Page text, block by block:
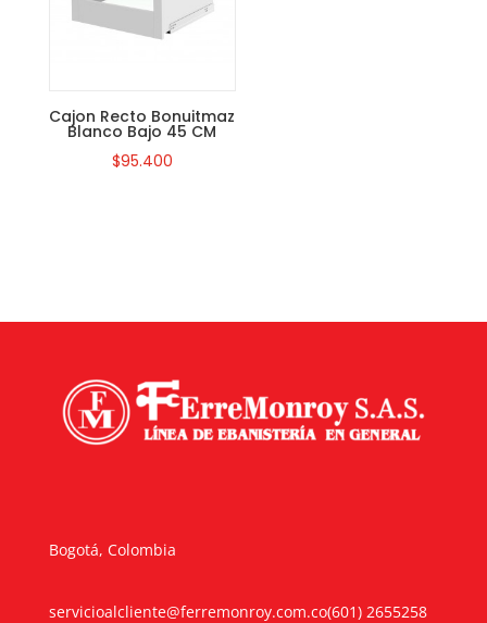
Cajon Recto Bonuitmaz
Blanco Bajo 45 CM
$95.400
Bogotá, Colombia
servicioalcliente@ferremonroy.com.co(601) 2655258